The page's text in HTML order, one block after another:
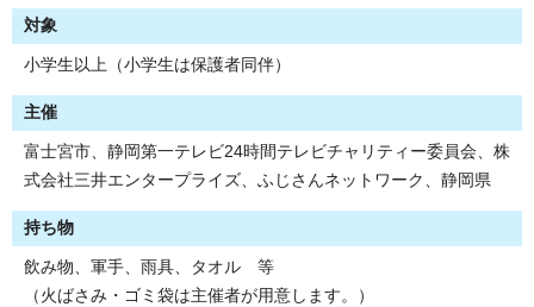
対象
小学生以上（小学生は保護者同伴）
主催
富士宮市、静岡第一テレビ24時間テレビチャリティー委員会、株
式会社三井エンタープライズ、ふじさんネットワーク、静岡県
持ち物
飲み物、軍手、雨具、タオル 等
（火ばさみ・ゴミ袋は主催者が用意します。）